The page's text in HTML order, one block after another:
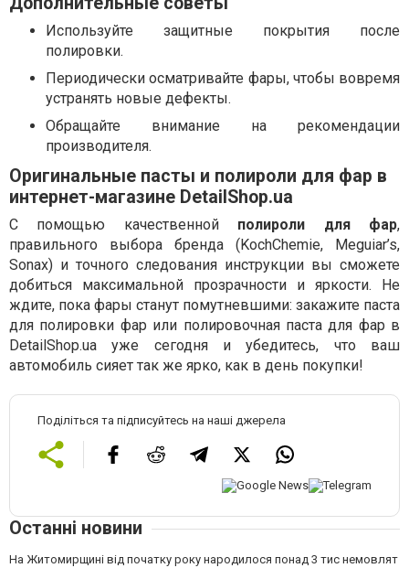
Используйте защитные покрытия после
полировки.
Периодически осматривайте фары, чтобы вовремя
устранять новые дефекты.
Обращайте внимание на рекомендации
производителя.
Оригинальные пасты и полироли для фар в
интернет-магазине DetailShop.ua
С помощью качественной полироли для фар,
правильного выбора бренда (KochChemie, Meguiar’s,
Sonax) и точного следования инструкции вы сможете
добиться максимальной прозрачности и яркости. Не
ждите, пока фары станут помутневшими: закажите паста
для полировки фар или полировочная паста для фар в
DetailShop.ua уже сегодня и убедитесь, что ваш
автомобиль сияет так же ярко, как в день покупки!
Поділіться та підписуйтесь на наші джерела
Останні новини
На Житомирщині від початку року народилося понад 3 тис немовлят